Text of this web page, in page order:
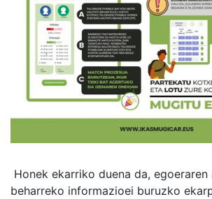
Honek ekarriko duena da,
beharreko informazioei buruzko